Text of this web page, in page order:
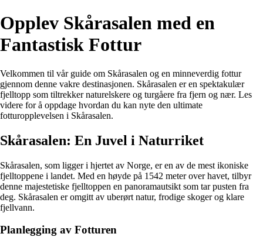
Opplev Skårasalen med en
Fantastisk Fottur
Velkommen til vår guide om Skårasalen og en minneverdig fottur
gjennom denne vakre destinasjonen. Skårasalen er en spektakulær
fjelltopp som tiltrekker naturelskere og turgåere fra fjern og nær. Les
videre for å oppdage hvordan du kan nyte den ultimate
fotturopplevelsen i Skårasalen.
Skårasalen: En Juvel i Naturriket
Skårasalen, som ligger i hjertet av Norge, er en av de mest ikoniske
fjelltoppene i landet. Med en høyde på 1542 meter over havet, tilbyr
denne majestetiske fjelltoppen en panoramautsikt som tar pusten fra
deg. Skårasalen er omgitt av uberørt natur, frodige skoger og klare
fjellvann.
Planlegging av Fotturen